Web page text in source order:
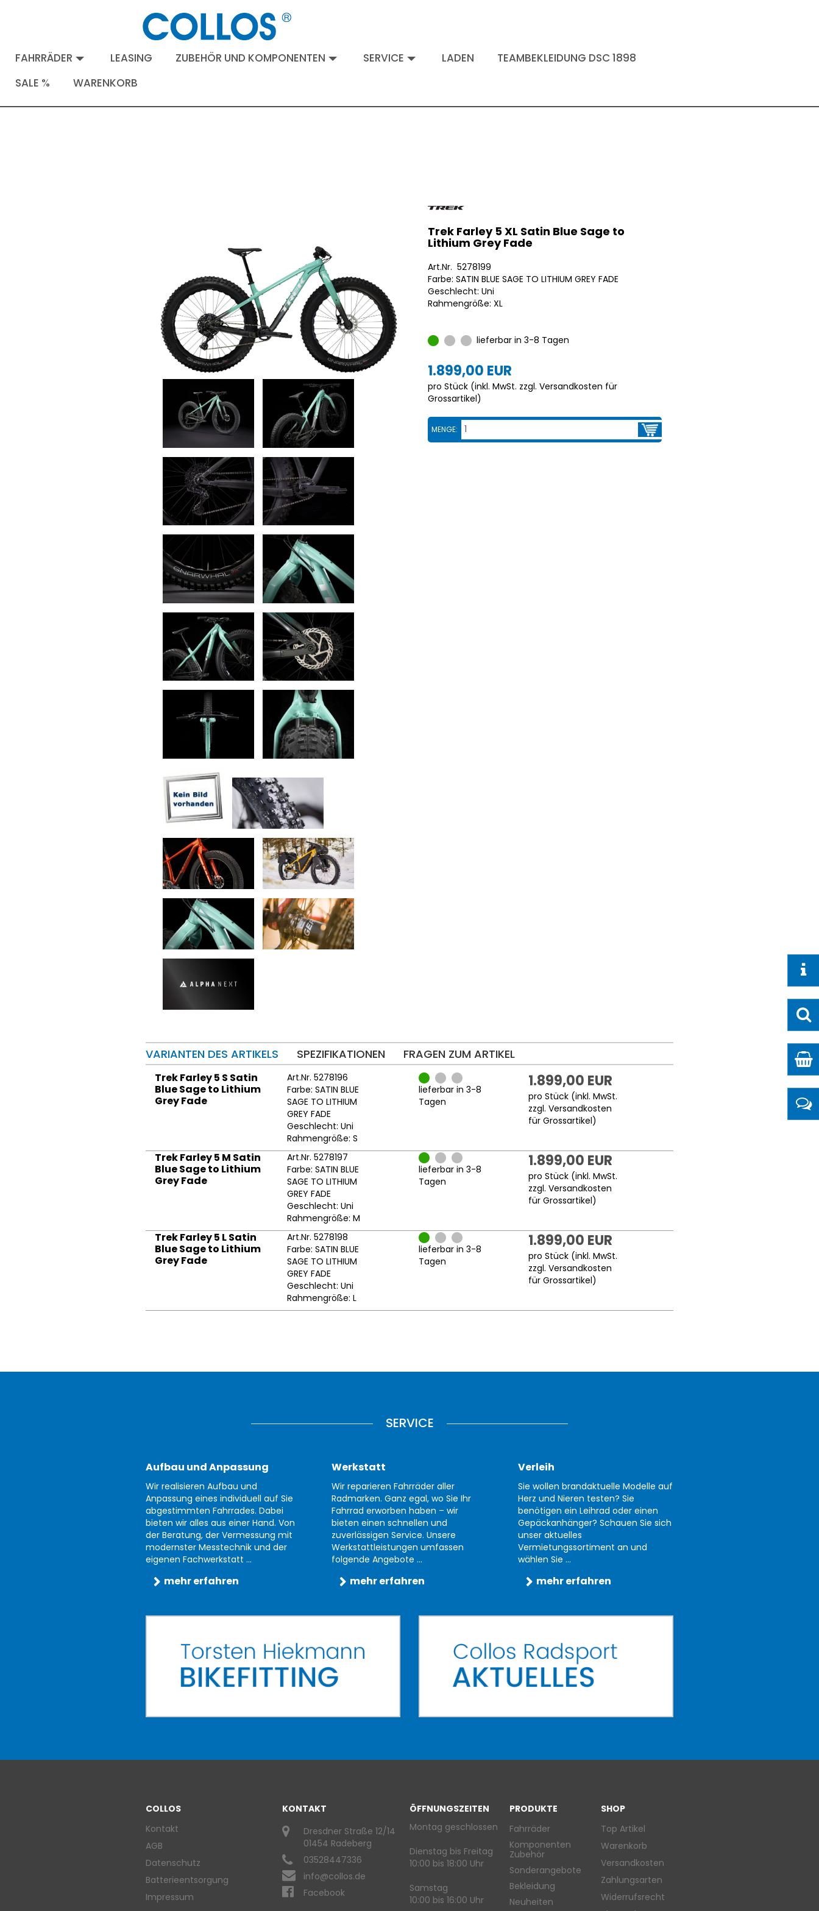
FAHRRÄDER LEASING ZUBEHÖR UND KOMPONENTEN SERVICE LADEN
TEAMBEKLEIDUNG DSC 1898
SALE %
WARENKORB
Trek Farley 5 XL Satin Blue Sage to
Lithium Grey Fade
Art.Nr. 5278199
Farbe: SATIN BLUE SAGE TO LITHIUM GREY FADE
Geschlecht: Uni
Rahmengröße: XL
lieferbar in 3-8 Tagen
1.899,00 EUR
pro Stück (inkl. MwSt. zzgl. Versandkosten für
Grossartikel)
MENGE:
VARIANTEN DES ARTIKELS SPEZIFIKATIONEN FRAGEN ZUM ARTIKEL
Trek Farley 5 S Satin
Blue Sage to Lithium
Grey Fade
Art.Nr. 5278196
Farbe: SATIN BLUE
SAGE TO LITHIUM
GREY FADE
Geschlecht: Uni
Rahmengröße: S
lieferbar in 3-8
Tagen
1.899,00 EUR
pro Stück (inkl. MwSt.
zzgl.Versandkosten
für Grossartikel)
Trek Farley 5 M Satin
Blue Sage to Lithium
Grey Fade
Art.Nr. 5278197
Farbe: SATIN BLUE
SAGE TO LITHIUM
GREY FADE
Geschlecht: Uni
Rahmengröße: M
lieferbar in 3-8
Tagen
1.899,00 EUR
pro Stück (inkl. MwSt.
zzgl.Versandkosten
für Grossartikel)
Trek Farley 5 L Satin
Blue Sage to Lithium
Grey Fade
Art.Nr. 5278198
Farbe: SATIN BLUE
SAGE TO LITHIUM
GREY FADE
Geschlecht: Uni
Rahmengröße: L
lieferbar in 3-8
Tagen
1.899,00 EUR
pro Stück (inkl. MwSt.
zzgl.Versandkosten
für Grossartikel)
SERVICE
Aufbau und Anpassung
Wir realisieren Aufbau und
Anpassung eines individuell auf Sie
abgestimmten Fahrrades. Dabei
bieten wir alles aus einer Hand. Von
der Beratung, der Vermessung mit
modernster Messtechnik und der
eigenen Fachwerkstatt ...
mehr erfahren
Werkstatt
Wir reparieren Fahrräder aller
Radmarken. Ganz egal, wo Sie Ihr
Fahrrad erworben haben – wir
bieten einen schnellen und
zuverlässigen Service. Unsere
Werkstattleistungen umfassen
folgende Angebote ...
mehr erfahren
Verleih
Sie wollen brandaktuelle Modelle auf
Herz und Nieren testen? Sie
benötigen ein Leihrad oder einen
Gepäckanhänger? Schauen Sie sich
unser aktuelles
Vermietungssortiment an und
wählen Sie ...
mehr erfahren
COLLOS
Kontakt
AGB
Datenschutz
Batterieentsorgung
Impressum
KONTAKT
Dresdner Straße 12/14
01454 Radeberg
03528447336
info@collos.de
Facebook
ÖFFNUNGSZEITEN
Montag geschlossen
Dienstag bis Freitag
10:00 bis 18:00 Uhr
Samstag
10:00 bis 16:00 Uhr
PRODUKTE
Fahrräder
Komponenten
Zubehör
Sonderangebote
Bekleidung
Neuheiten
SHOP
Top Artikel
Warenkorb
Versandkosten
Zahlungsarten
Widerrufsrecht